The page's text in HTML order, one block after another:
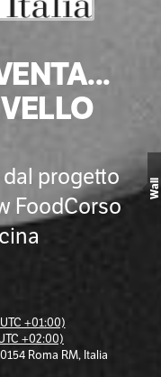
progetto
FoodCorso
+01:00)
+02:00)
Roma RM, Italia
Wall